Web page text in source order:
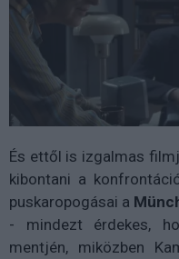
És ettől is izgalmas
kibontani a
puskaropogásai a
- mindezt érdekes,
mentjén, miközben